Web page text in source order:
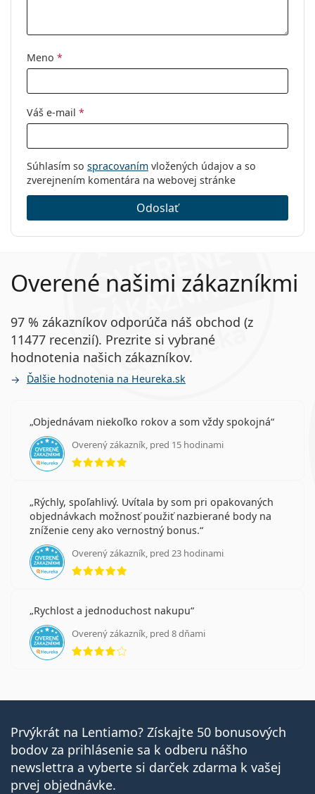
Meno *
Váš e-mail *
Súhlasím so spracovaním vložených údajov a so
zverejnením komentára na webovej stránke
Odoslať
Overené našimi zákazníkmi
97 % zákazníkov odporúča náš obchod (z
11477 recenzií). Prezrite si vybrané
hodnotenia našich zákazníkov.
Ďalšie hodnotenia na Heureka.sk
Objednávam niekoľko rokov a som vždy spokojná
Overený zákazník, pred 15 hodinami
hodnotenie 5 z 5
Rýchly, spoľahlivý. Uvítala by som pri opakovaných
objednávkach možnosť použiť nazbierané body na
zníženie ceny ako vernostný bonus.
Overený zákazník, pred 23 hodinami
hodnotenie 5 z 5
Rychlost a jednoduchost nakupu
Overený zákazník, pred 8 dňami
hodnotenie 4 z 5
Prvýkrát na Lentiamo? Získajte 50 bonusových
bodov za prihlásenie sa k odberu nášho
newslettra a vyberte si darček zdarma k vašej
prvej objednávke.